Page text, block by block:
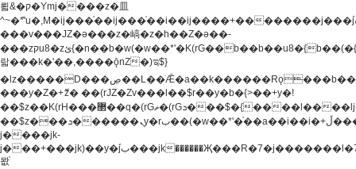
뢻&�ק�Ymj����z�⽫
^~�ܶ*'u�,M�ij���֫��ij���֫��i��ij����+��������j���۫jب���w.���s)����jk-
���v���JZ�ǝ���z�嵪�z�h��Z�ǝ��-
���zקu8�zئ{�n��b�w(�w��*'�K(rG��b��b��u8�{b��(�{l����(�˫����ئy��N)���$~���^�,��+��
랇���k�'��,����ǭnZ�)ಇ$}
�lz�����D���ڝ��L��ֹǢ�a��k������Rǫ���b���v���������zZ�Zt*'��-
���y�Z�+ޮz� ��(rJZ�Zv���l��$r��y�b�{>��+y�!
��$z��K(rH���޲��q�(rGޡ�(rGܖ���$�{����l����lj�������,���ˬ���M4��+y�!
��$z���ܖ������ܢy�rب��(�w��*'�֫��a��i��i�+ڵ���b�w]�����jk-
j����jk-
j���+���jk)��y�۫jب���jk������Җ���R�7�j�������l�7��n)j�v���
뫖֫